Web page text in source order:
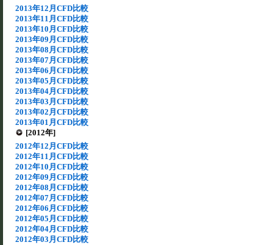
2013年12月CFD比較
2013年11月CFD比較
2013年10月CFD比較
2013年09月CFD比較
2013年08月CFD比較
2013年07月CFD比較
2013年06月CFD比較
2013年05月CFD比較
2013年04月CFD比較
2013年03月CFD比較
2013年02月CFD比較
2013年01月CFD比較
[2012年]
2012年12月CFD比較
2012年11月CFD比較
2012年10月CFD比較
2012年09月CFD比較
2012年08月CFD比較
2012年07月CFD比較
2012年06月CFD比較
2012年05月CFD比較
2012年04月CFD比較
2012年03月CFD比較